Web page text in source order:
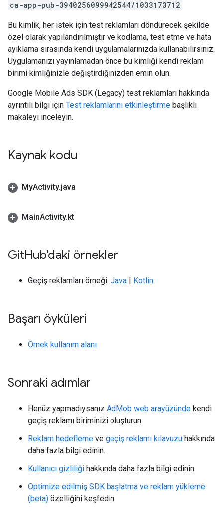
ca-app-pub-3940256099942544/1033173712
Bu kimlik, her istek için test reklamları döndürecek şekilde
özel olarak yapılandırılmıştır ve kodlama, test etme ve hata
ayıklama sırasında kendi uygulamalarınızda kullanabilirsiniz.
Uygulamanızı yayınlamadan önce bu kimliği kendi reklam
birimi kimliğinizle değiştirdiğinizden emin olun.
Google Mobile Ads SDK (Legacy) test reklamları hakkında
ayrıntılı bilgi için Test reklamlarını etkinleştirme başlıklı
makaleyi inceleyin.
Kaynak kodu
MyActivity.java
MainActivity.kt
GitHub'daki örnekler
Geçiş reklamları örneği: Java | Kotlin
Başarı öyküleri
Örnek kullanım alanı
Sonraki adımlar
Henüz yapmadıysanız AdMob web arayüzünde kendi
geçiş reklamı biriminizi oluşturun.
Reklam hedefleme ve geçiş reklamı kılavuzu hakkında
daha fazla bilgi edinin.
Kullanıcı gizliliği hakkında daha fazla bilgi edinin.
Optimize edilmiş SDK başlatma ve reklam yükleme
(beta) özelliğini keşfedin.